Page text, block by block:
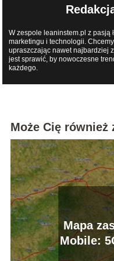
W zespole leaninstem.pl z pasją
marketingu i technologii.
upraszczając nawet najbardziej
jest sprawić, by nowoczesne
każdego.
Może Cię również
Mapa
Mobile: